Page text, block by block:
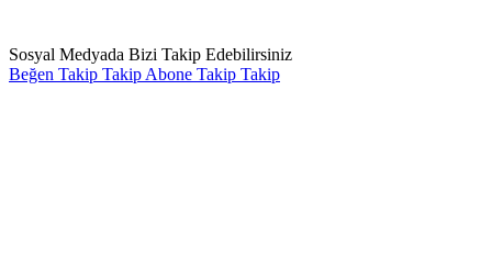
Sosyal Medyada Bizi Takip Edebilirsiniz
Beğen Takip Takip Abone Takip Takip